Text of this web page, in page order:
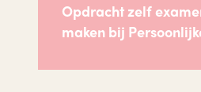
Opdracht zelf
maken bij